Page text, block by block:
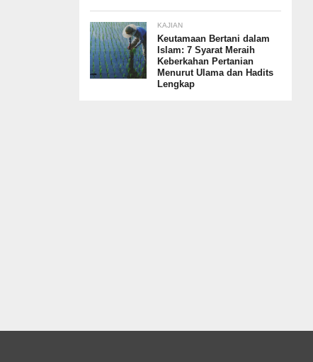
KAJIAN
Keutamaan Bertani dalam
Islam: 7 Syarat Meraih
Keberkahan Pertanian
Menurut Ulama dan Hadits
Lengkap